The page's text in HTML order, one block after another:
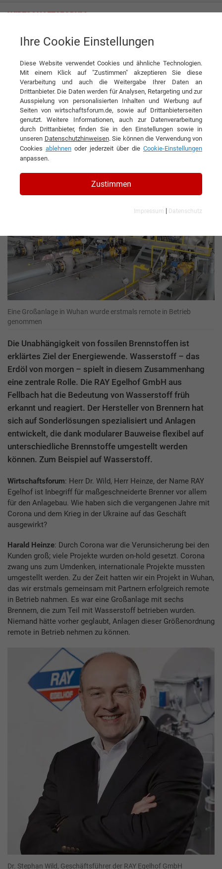
RAY Egelhof GmbH Wenn Brenner Paten haben
Interview RAY Egelhof GmbH
DIESEN ARTIKEL EMPFEHLEN
Wenn Brenner Paten haben
Interview mit Dr. Stephan Wild,
Geschäftsführer und Harald Heinze,
Prokurist der RAY Egelhof GmbH
Eine Großanlage in Wuhan wurde erstmals remote in Betrieb
genommen
Die Unabhängigkeit von fossilen Brennstoffen ist
erklärtes Ziel der Energiewende. Wasserstoff – das
Erdöl von morgen – spielt in diesem Zusammenhang
eine zentrale Rolle. Die RAY Egelhof GmbH aus
Fellbach hat die Bedeutung von Wasserstoff früh
erkannt und reagiert. Der Hersteller von Brennern hat
sich auf Sonderlösungen spezialisiert und Anlagen
entwickelt, die dank modularer Bauweise flexibel auf
unterschiedliche Brennstoffe umgestellt werden
können. Zum Beispiel auf Wasserstoff.
Wirtschaftsforum: Herr Dr. Wild, Herr Heinze, der Name RAY
Egelhof ist Inbegriff für maßgeschneiderte Brenner vor allem
für den Anlagebau. Wie haben sich die vergangenen Jahre mit
Corona und dem Krieg in der Ukraine auf das Geschäft
ausgewirkt?
Harald Heinze: Durch Corona war die Verunsicherung bei den
Kunden groß; viele Projekte wurden on-hold gesetzt. Corona
zwang uns zum Umdenken, internationale Projekte mussten
umgestellt werden. Zu der Zeit hatten wir ein Projekt in Wuhan,
das wir erstmals gemeinsam mit Partnern erfolgreich remote
in Betrieb nahmen. Es war eine Großanlage mit sechs
Brennern, die zum Teil mit Wasserstoff betrieben wurden.
Niemand hätte vorher geglaubt, Anlagen dieser Größenordnung
remote in Betrieb nehmen zu können.
Dr. Stephan Wild, Geschäftsführer der RAY Egelhof GmbH
Ihre Cookie Einstellungen
Diese Website verwendet Cookies und ähnliche Technologien.
Mit einem Klick auf "Zustimmen" akzeptieren Sie diese
Verarbeitung und auch die Weitergabe Ihrer Daten an
Drittanbieter. Die Daten werden für Analysen, Retargeting und zur
Ausspielung von personalisierten Inhalten und Werbung auf
Seiten von wirtschaftsforum.de, sowie auf Drittanbieterseiten
genutzt. Weitere Informationen, auch zur Datenverarbeitung
durch Drittanbieter, finden Sie in den Einstellungen sowie in
unseren Datenschutzhinweisen. Sie können die Verwendung von
Cookies ablehnen oder jederzeit über die Cookie-Einstellungen
anpassen.
Zustimmen
Impressum | Datenschutz